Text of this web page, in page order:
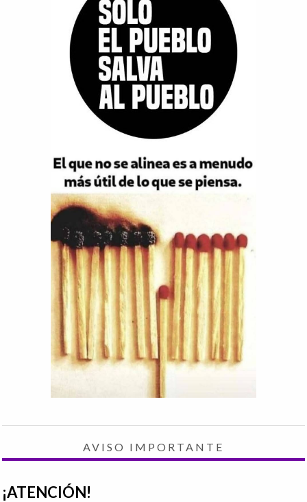
AVISO IMPORTANTE
¡ATENCIÓN!